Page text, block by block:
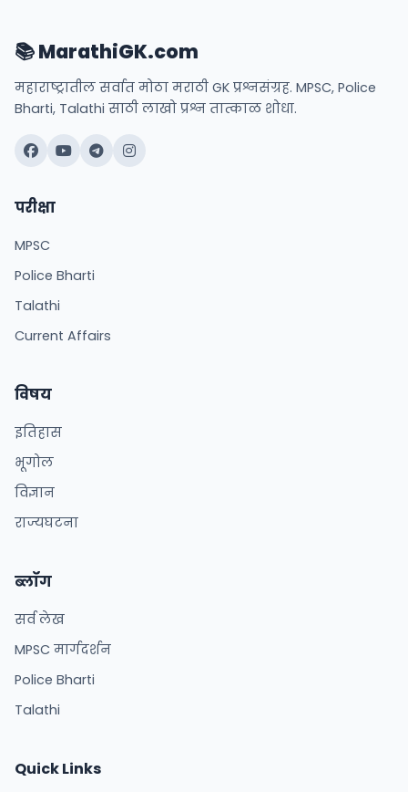
📚 MarathiGK.com
महाराष्ट्रातील सर्वात मोठा मराठी GK प्रश्नसंग्रह. MPSC, Police
Bharti, Talathi साठी लाखो प्रश्न तात्काळ शोधा.
परीक्षा
MPSC
Police Bharti
Talathi
Current Affairs
विषय
इतिहास
भूगोल
विज्ञान
राज्यघटना
ब्लॉग
सर्व लेख
MPSC मार्गदर्शन
Police Bharti
Talathi
Quick Links